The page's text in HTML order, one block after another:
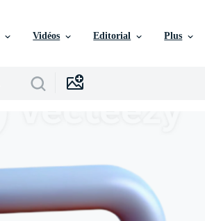
Vidéos Editorial Plus